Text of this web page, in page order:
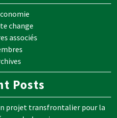
change
associés
Posts
projet transfrontalier pour la